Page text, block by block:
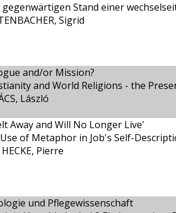
gegenwärtigen Stand einer
Sigrid
and/or Mission?
and World Religions - the
László
Away and Will No Longer Live'
of Metaphor in Job's Self-
Pierre
und Pflegewissenschaft